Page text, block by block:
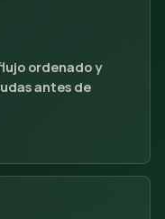
ordenado y
antes de